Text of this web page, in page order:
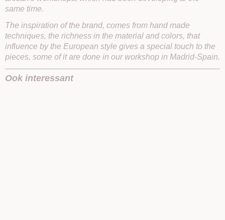
same time.
The inspiration of the brand, comes from hand made
techniques, the richness in the material and colors, that
influence by the European style gives a special touch to the
pieces, some of it are done in our workshop in Madrid-Spain.
Ook interessant